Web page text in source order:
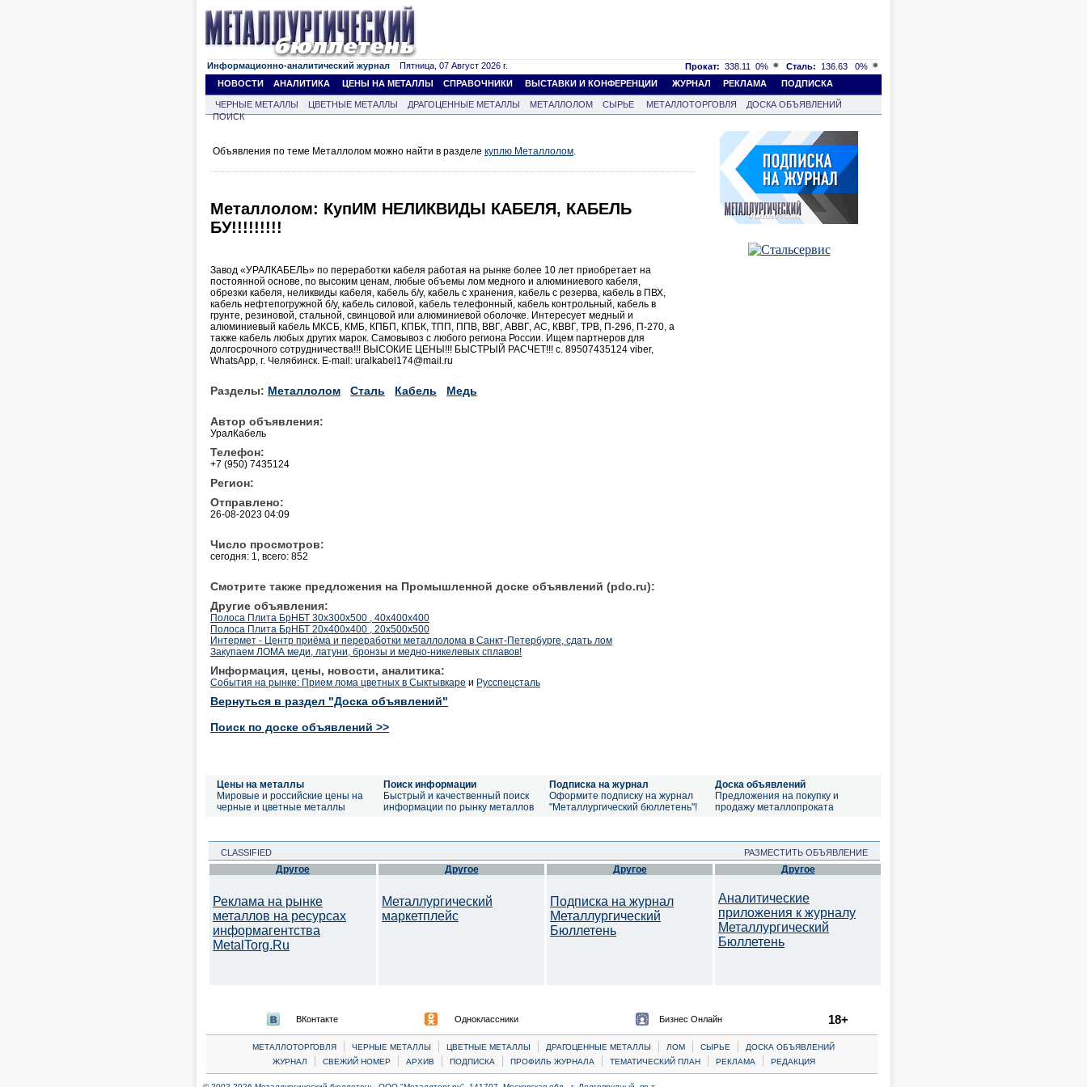
Информационно-аналитический журнал Пятница, 07 Август 2026 г. Прокат: 338.11 0% Сталь: 136.63
0%
НОВОСТИ
АНАЛИТИКА ЦЕНЫ НА МЕТАЛЛЫ СПРАВОЧНИКИ ВЫСТАВКИ И КОНФЕРЕНЦИИ ЖУРНАЛ РЕКЛАМА ПОДПИСКА
ЧЕРНЫЕ МЕТАЛЛЫ ЦВЕТНЫЕ МЕТАЛЛЫ ДРАГОЦЕННЫЕ МЕТАЛЛЫ МЕТАЛЛОЛОМ СЫРЬЕ МЕТАЛЛОТОРГОВЛЯ
ДОСКА ОБЪЯВЛЕНИЙ
ПОИСК
Объявления по теме Металлолом можно найти в разделе куплю Металлолом.
Металлолом: КупИМ НЕЛИКВИДЫ КАБЕЛЯ, КАБЕЛЬ
БУ!!!!!!!!!
Завод «УРАЛКАБЕЛЬ» по переработки кабеля работая на рынке более 10 лет приобретает на
постоянной основе, по высоким ценам, любые объемы лом медного и алюминиевого кабеля,
обрезки кабеля, неликвиды кабеля, кабель б/у, кабель с хранения, кабель с резерва, кабель в ПВХ,
кабель нефтепогружной б/у, кабель силовой, кабель телефонный, кабель контрольный, кабель в
грунте, резиновой, стальной, свинцовой или алюминиевой оболочке. Интересует медный и
алюминиевый кабель МКСБ, КМБ, КПБП, КПБК, ТПП, ППВ, ВВГ, АВВГ, АС, КВВГ, ТРВ, П-296, П-270, а
также кабель любых других марок. Самовывоз с любого региона России. Ищем партнеров для
долгосрочного сотрудничества!!! ВЫСОКИЕ ЦЕНЫ!!! БЫСТРЫЙ РАСЧЕТ!!! с. 89507435124 viber,
WhatsApp, г. Челябинск. E-mail: uralkabel174@mail.ru
Разделы: Металлолом Сталь Кабель Медь
Автор объявления:
УралКабель
Телефон:
+7 (950) 7435124
Регион:
Отправлено:
26-08-2023 04:09
Число просмотров:
сегодня: 1, всего: 852
Смотрите также предложения на Промышленной доске объявлений (pdo.ru):
Другие объявления:
Полоса Плита БрНБТ 30х300х500 , 40х400х400
Полоса Плита БрНБТ 20х400х400 , 20х500х500
Интермет - Центр приёма и переработки металлолома в Санкт-Петербурге, сдать лом
Закупаем ЛОМА меди, латуни, бронзы и медно-никелевых сплавов!
Информация, цены, новости, аналитика:
События на рынке: Прием лома цветных в Сыктывкаре и Русспецсталь
Вернуться в раздел "Доска объявлений"
Поиск по доске объявлений >>
Цены на металлы
Мировые и российские цены на
черные и цветные металлы
Поиск информации
Быстрый и качественный поиск
информации по рынку металлов
Подписка на журнал
Оформите подписку на журнал
"Металлургический бюллетень"!
Доска объявлений
Предложения на покупку и
продажу металлопроката
CLASSIFIED РАЗМЕСТИТЬ ОБЪЯВЛЕНИЕ
Другое
Реклама на рынке
металлов на ресурсах
информагентства
MetalTorg.Ru
Другое
Металлургический
маркетплейс
Другое
Подписка на журнал
Металлургический
Бюллетень
Другое
Аналитические
приложения к журналу
Металлургический
Бюллетень
ВКонтакте Одноклассники Бизнес Онлайн 18+
МЕТАЛЛОТОРГОВЛЯ | ЧЕРНЫЕ МЕТАЛЛЫ | ЦВЕТНЫЕ МЕТАЛЛЫ | ДРАГОЦЕННЫЕ МЕТАЛЛЫ | ЛОМ | CЫРЬЕ |
ДОСКА ОБЪЯВЛЕНИЙ
ЖУРНАЛ
| СВЕЖИЙ НОМЕР | АРХИВ | ПОДПИСКА | ПРОФИЛЬ ЖУРНАЛА | ТЕМАТИЧЕСКИЙ ПЛАН | РЕКЛАМА | РЕДАКЦИЯ